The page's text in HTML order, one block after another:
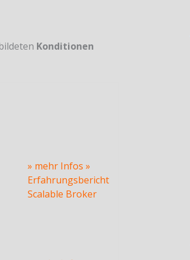
Konditionen
» mehr Infos »
Erfahrungsbericht
Scalable Broker